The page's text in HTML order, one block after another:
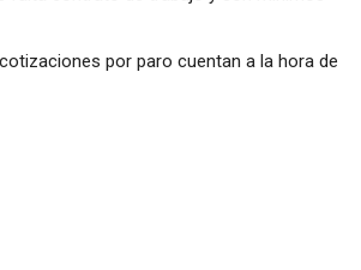
por paro cuentan a la hora de